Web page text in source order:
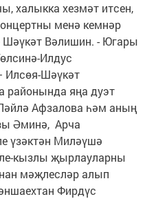
халыкка хезмәт итсен,
менә кемнәр
Шәүкәт Вәлишин. - Югары
Илдус
Илсөя-Шәүкәт
районында яңа дуэт
Афзалова һәм аның
Әминә, Арча
үзәктән Миләүшә
кызлы җырлауларны
мәҗлесләр алып
Фирдүс